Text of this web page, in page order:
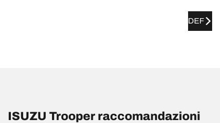
DEF
ISUZU Trooper raccomandazioni